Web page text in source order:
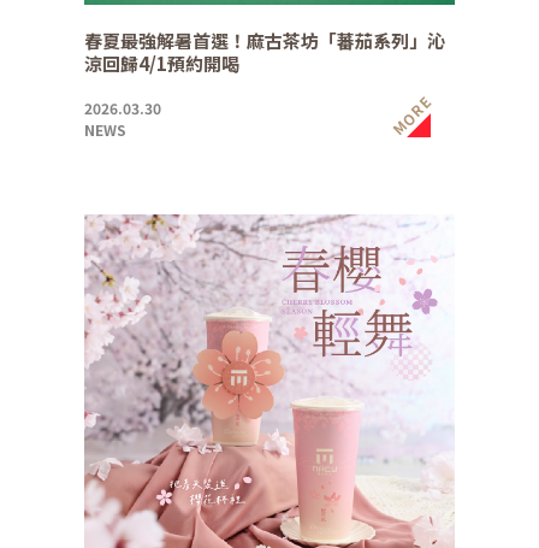
春夏最強解暑首選！麻古茶坊「蕃茄系列」沁
涼回歸4/1預約開喝
2026.03.30
NEWS
MORE